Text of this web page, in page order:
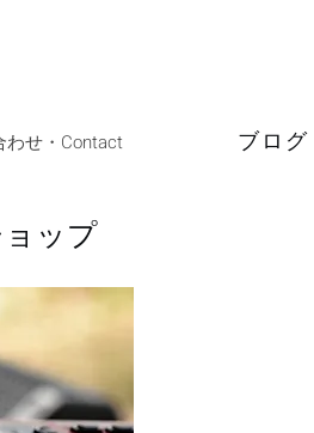
わせ・Contact ブログ
ップ